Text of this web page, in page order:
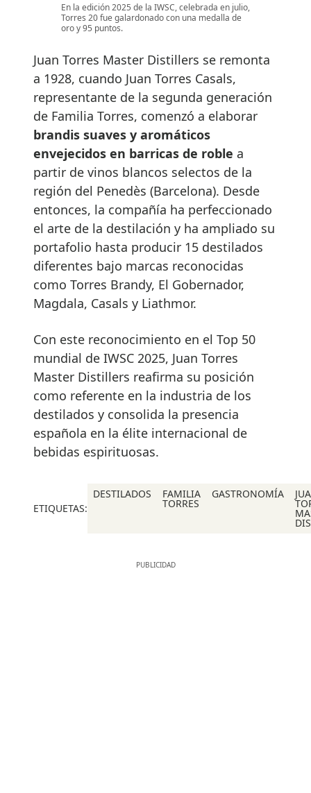
En la edición 2025 de la IWSC, celebrada en julio,
Torres 20 fue galardonado con una medalla de
oro y 95 puntos.
Juan Torres Master Distillers se remonta
a 1928, cuando Juan Torres Casals,
representante de la segunda generación
de Familia Torres, comenzó a elaborar
brandis suaves y aromáticos
envejecidos en barricas de roble a
partir de vinos blancos selectos de la
región del Penedès (Barcelona). Desde
entonces, la compañía ha perfeccionado
el arte de la destilación y ha ampliado su
portafolio hasta producir 15 destilados
diferentes bajo marcas reconocidas
como Torres Brandy, El Gobernador,
Magdala, Casals y Liathmor.
Con este reconocimiento en el Top 50
mundial de IWSC 2025, Juan Torres
Master Distillers reafirma su posición
como referente en la industria de los
destilados y consolida la presencia
española en la élite internacional de
bebidas espirituosas.
ETIQUETAS:
DESTILADOS FAMILIA
TORRES
GASTRONOMÍA